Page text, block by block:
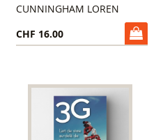
CUNNINGHAM LOREN
CHF 16.00